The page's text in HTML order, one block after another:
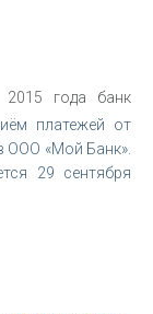
года банк
платежей от
ООО «Мой Банк».
29 сентября